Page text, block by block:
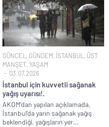
GÜNCEL , GÜNDEM, İSTANBUL , ÜST
MANŞET, YAŞAM
03.07.2026
İstanbul için kuvvetli sağanak
yağış uyarısı!.
AKOM’dan yapılan açıklamada,
İstanbul’da yarın sağanak yağış
beklendiği, yağışların yer...